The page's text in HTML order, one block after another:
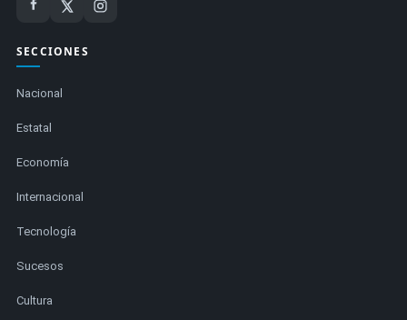
SECCIONES
Nacional
Estatal
Economía
Internacional
Tecnología
Sucesos
Cultura